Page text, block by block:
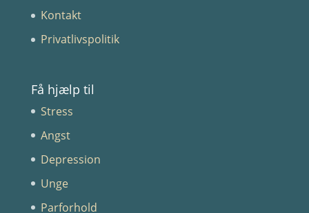
Kontakt
Privatlivspolitik
Få hjælp til
Stress
Angst
Depression
Unge
Parforhold